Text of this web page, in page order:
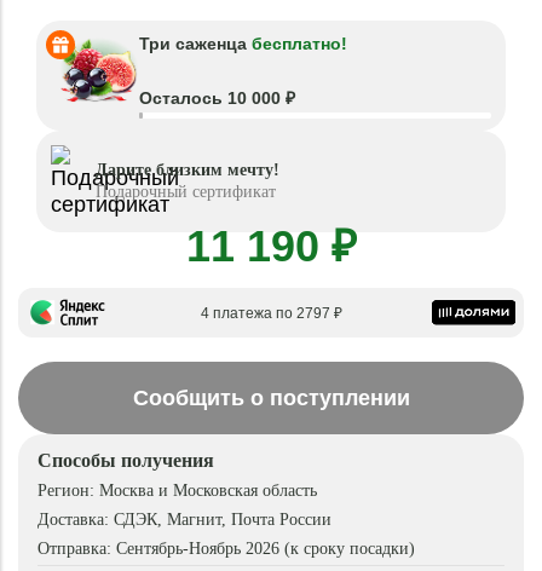
Три саженца бесплатно!
Осталось 10 000 ₽
Дарите близким мечту!
Подарочный сертификат
11 190 ₽
4 платежа по 2797 ₽
Сообщить о поступлении
Способы получения
Регион: Москва и Московская область
Доставка: СДЭК, Магнит, Почта России
Отправка: Сентябрь-Ноябрь 2026 (к сроку посадки)